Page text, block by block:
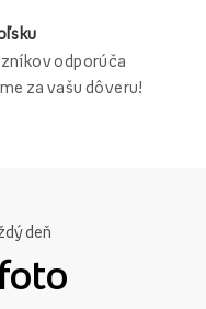
odporúča
za vašu dôveru!
deň